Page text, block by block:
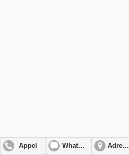
Appel WhatsApp Adresse